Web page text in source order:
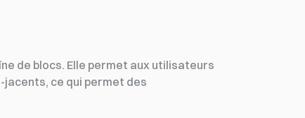
de blocs. Elle permet aux utilisateurs
ce qui permet des